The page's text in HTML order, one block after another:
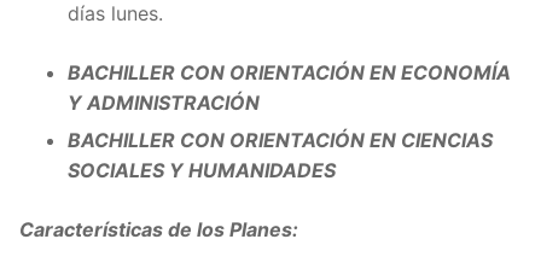
días lunes.
BACHILLER CON ORIENTACIÓN EN ECONOMÍA
Y ADMINISTRACIÓN
BACHILLER CON ORIENTACIÓN EN CIENCIAS
SOCIALES Y HUMANIDADES
Características de los Planes: